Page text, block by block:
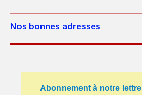
Nos bonnes adresses
Abonnement à notre lettre